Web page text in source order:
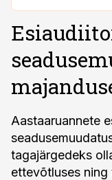
Aastaaruannete
tagajärgedeks
ettevõtluses